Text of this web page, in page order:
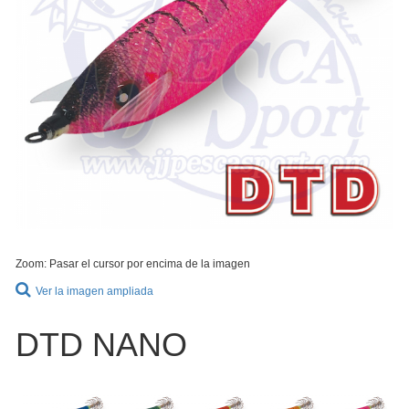
Zoom: Pasar el cursor por encima de la imagen
Ver la imagen ampliada
DTD NANO